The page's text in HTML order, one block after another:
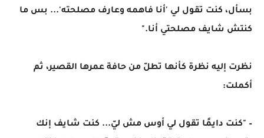
بسأل، كنت تقول لي 'أنا فاهمه وعارف مصلحته'... بس ما
كنتش شايف مصلحتي أنا."
نظرت إليه نظرة كأنها تطلّ من حافة عمرها القصير، ثم
أكملت:
– "كنت دايمًا تقول لي أوس مش ليّ... كنت شايف إنك